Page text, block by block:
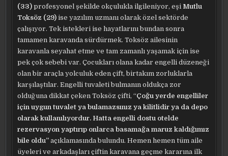
(33) profesyonel şekilde okçulukla ilgileniyor, eşi Mutlu
Toksöz (29) ise yazılım uzmanı olarak özel sektörde
çalışıyor. Tek istekleri ise hayatlarını bundan sonra
tamamen karavanda sürdürmek. Toksöz ailesinin
karavanla seyahat etme ve tam zamanlı yaşamak için ise
pek çok sebebi var. Çocukları olana kadar engelli düzeneği
olan bir araçla yolculuk eden çift, birtakım zorluklarla
karşılaştılar. Engelli tuvaleti bulmanın oldukça zor
olduğuna dikkat çeken Toksöz çifti, “Çoğu yerde engelliler
için uygun tuvalet ya bulamazsınız ya kilitlidir ya da depo
olarak kullanılıyordur. Hatta engelli dostu otelde
rezervasyon yaptırıp onlarca basamağa maruz kaldığımız
bile oldu” açıklamasında bulundu. Hemen hemen tüm aile
üyeleri ve arkadaşları çiftin karavana geçme kararına ilk